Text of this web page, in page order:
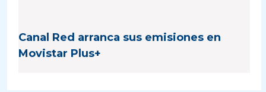
Canal Red arranca sus emisiones en
Movistar Plus+